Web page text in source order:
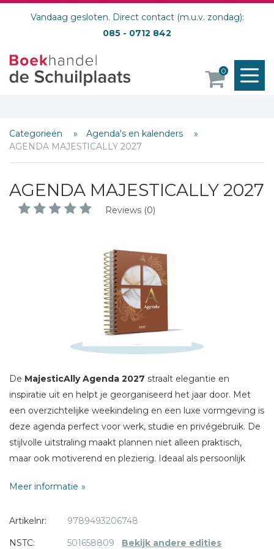
Vandaag gesloten. Direct contact (m.u.v. zondag):
085 - 0712 842
0
Categorieën
Agenda's en kalenders
AGENDA MAJESTICALLY 2027
AGENDA MAJESTICALLY 2027
Reviews (0)
De MajesticAlly Agenda 2027 straalt elegantie en
inspiratie uit en helpt je georganiseerd het jaar door. Met
een overzichtelijke weekindeling en een luxe vormgeving is
deze agenda perfect voor werk, studie en privégebruik. De
stijlvolle uitstraling maakt plannen niet alleen praktisch,
maar ook motiverend en plezierig. Ideaal als persoonlijk
Pagina indeling: Op de linkerkant staat de zondag t/m de
woensdag, op de rechterkant staat de donderdag t/m de
Meer informatie
Artikelnr:
9789493206748
NSTC:
501658809 Bekijk andere edities